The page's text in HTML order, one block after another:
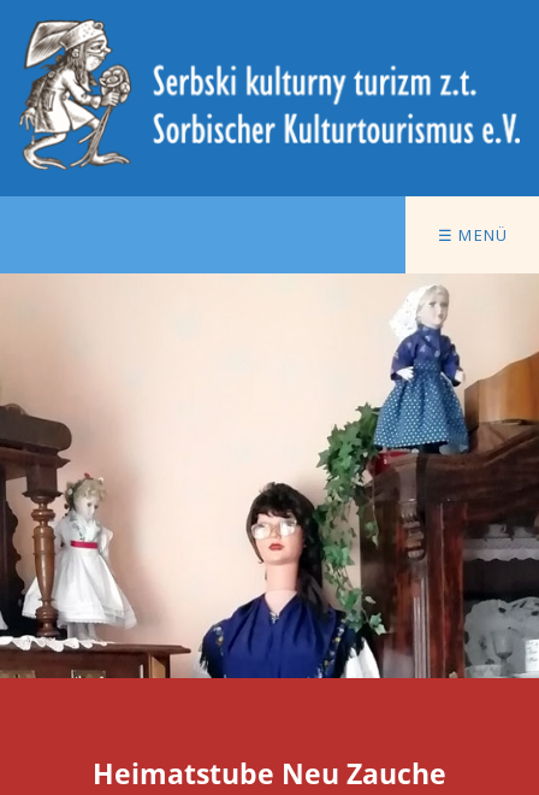
☰ MENÜ
Heimatstube Neu Zauche